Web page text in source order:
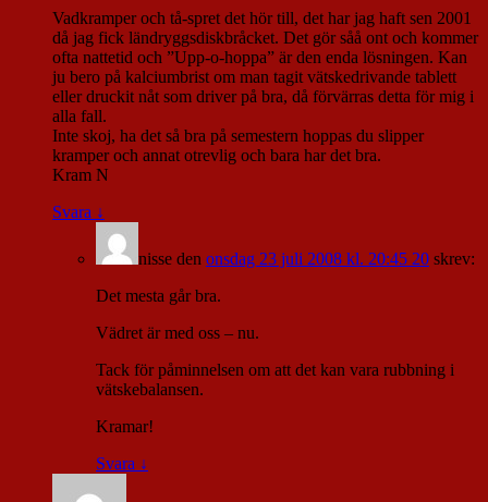
Vadkramper och tå-spret det hör till, det har jag haft sen 2001
då jag fick ländryggsdiskbråcket. Det gör såå ont och kommer
ofta nattetid och ”Upp-o-hoppa” är den enda lösningen. Kan
ju bero på kalciumbrist om man tagit vätskedrivande tablett
eller druckit nåt som driver på bra, då förvärras detta för mig i
alla fall.
Inte skoj, ha det så bra på semestern hoppas du slipper
kramper och annat otrevlig och bara har det bra.
Kram N
Svara ↓
nisse den onsdag 23 juli 2008 kl. 20:45 20 skrev:
Det mesta går bra.
Vädret är med oss – nu.
Tack för påminnelsen om att det kan vara rubbning i
vätskebalansen.
Kramar!
Svara ↓